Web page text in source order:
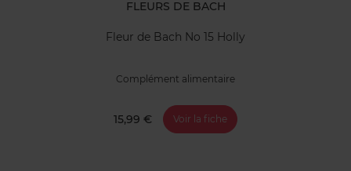
FLEURS DE BACH
Fleur de Bach No 15 Holly
Complément alimentaire
15,99 € Voir la fiche